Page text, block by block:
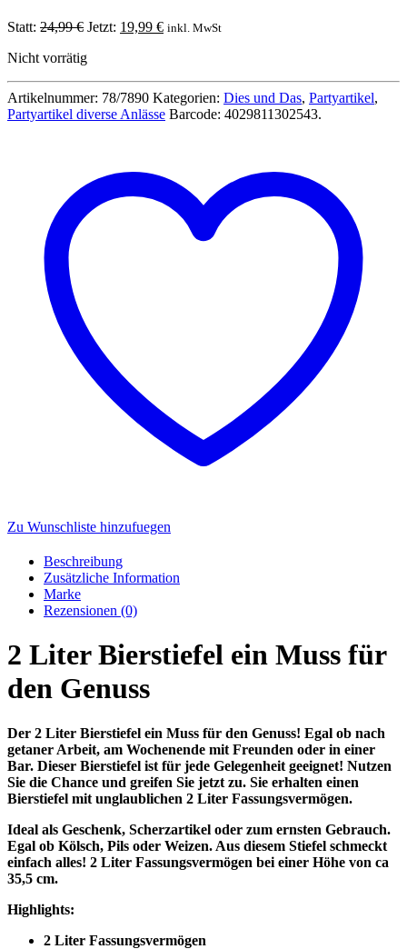
Statt: 24,99€ Ursprünglicher
war:
Jetzt: 19,99 €Aktueller
inkl. MwSt
Nicht vorrätig
Artikelnummer: 78/7890 Kategorien: Dies und Das, Partyartikel,
Partyartikel diverse Anlässe Barcode: 4029811302543.
Zu Wunschliste hinzufuegen
Beschreibung
Zusätzliche Information
Marke
Rezensionen (0)
2 Liter Bierstiefel ein Muss für
den Genuss
Der 2 Liter Bierstiefel ein Muss für den Genuss! Egal ob nach
getaner Arbeit, am Wochenende mit Freunden oder in einer
Bar. Dieser Bierstiefel ist für jede Gelegenheit geeignet! Nutzen
Sie die Chance und greifen Sie jetzt zu. Sie erhalten einen
Bierstiefel mit unglaublichen 2 Liter Fassungsvermögen.
Ideal als Geschenk, Scherzartikel oder zum ernsten Gebrauch.
Egal ob Kölsch, Pils oder Weizen. Aus diesem Stiefel schmeckt
einfach alles! 2 Liter Fassungsvermögen bei einer Höhe von ca
35,5 cm.
Highlights:
2 Liter Fassungsvermögen